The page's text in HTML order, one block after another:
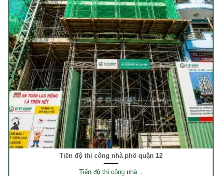
Tiến độ thi công nhà phố quận 12
Tiến độ thi công nhà ..